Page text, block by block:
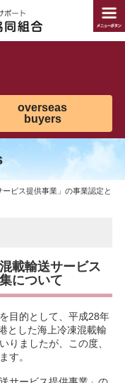
overseas
buyers
ビス提供事業」の事業認定と
載輸送サービス
について
目的として、平成28年
とした海上冷凍混載輸
りましたが、この度、
す。